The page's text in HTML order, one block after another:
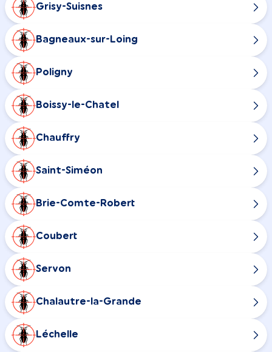
Grisy-Suisnes
Bagneaux-sur-Loing
Poligny
Boissy-le-Chatel
Chauffry
Saint-Siméon
Brie-Comte-Robert
Coubert
Servon
Chalautre-la-Grande
Léchelle